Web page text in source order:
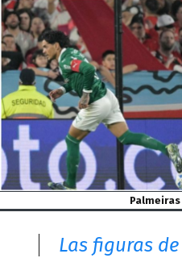
Palmeiras
Las figuras